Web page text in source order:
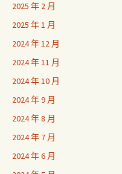
2025 年 2 月
2025 年 1 月
2024 年 12 月
2024 年 11 月
2024 年 10 月
2024 年 9 月
2024 年 8 月
2024 年 7 月
2024 年 6 月